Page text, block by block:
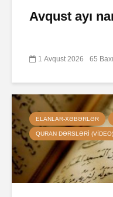
Avqust ayı
1 Avqust 2026 65
ELANLAR-XƏBƏRLƏR
QURAN DƏRSLƏRI (VIDEO)